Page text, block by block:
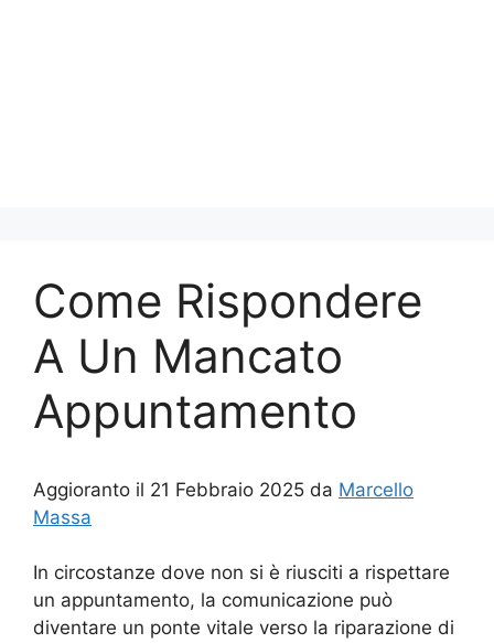
Come Rispondere
A Un Mancato
Appuntamento
Aggioranto il 21 Febbraio 2025 da Marcello
Massa
In circostanze dove non si è riusciti a rispettare
un appuntamento, la comunicazione può
diventare un ponte vitale verso la riparazione di